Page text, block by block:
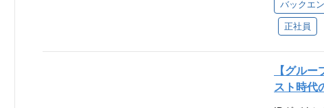
リモートで
済トレン
て飲食自
低２日、
向き合っ
バックエ
正社員
【グル
スト時代